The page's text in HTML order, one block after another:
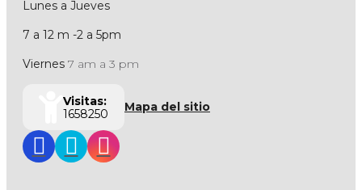
Lunes a Jueves
7 a 12 m -2 a 5pm
Viernes 7 am a 3 pm
Visitas:
1658250
Mapa del sitio